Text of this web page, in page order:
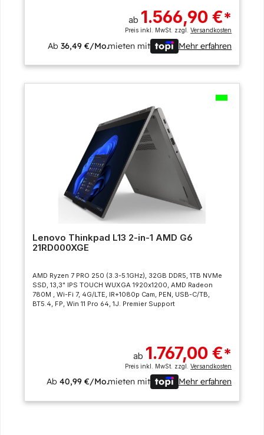
ab 1.566,90 €*
Preis inkl. MwSt. zzgl.Versandkosten
Ab36,49 €/Mo.mieten mit Mehr erfahren
Lenovo Thinkpad L13 2-in-1 AMD G6
21RD000XGE
AMD Ryzen 7 PRO 250 (3.3-5.1GHz), 32GB DDR5, 1TB NVMe
SSD, 13,3" IPS TOUCH WUXGA 1920x1200, AMD Radeon
780M , Wi-Fi 7, 4G/LTE, IR+1080p Cam, PEN, USB-C/TB,
BT5.4, FP, Win 11 Pro 64, 1J. Premier Support
ab 1.767,00 €*
Preis inkl. MwSt. zzgl.Versandkosten
Ab40,99 €/Mo.mieten mit Mehr erfahren